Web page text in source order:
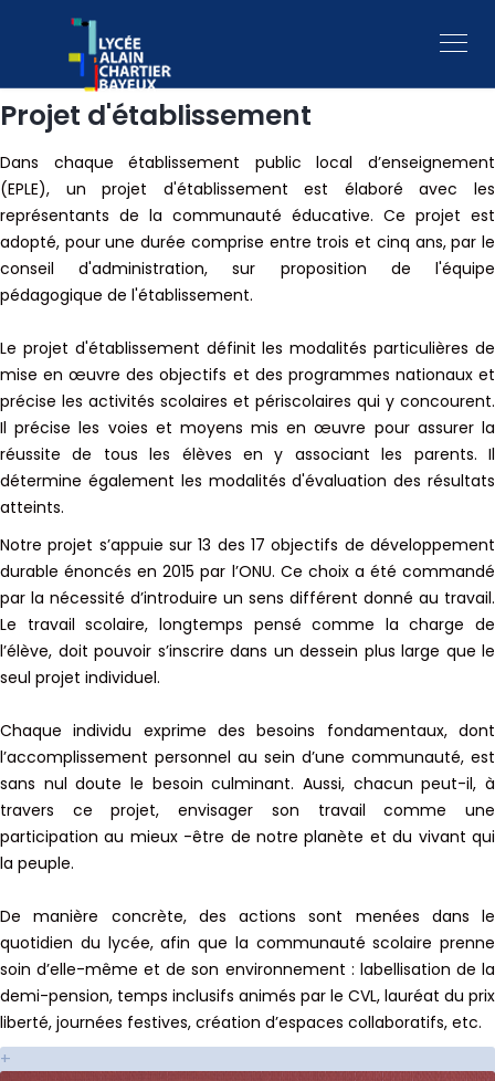
Projet d'établissement
Dans chaque établissement public local d’enseignement
(EPLE), un projet d'établissement est élaboré avec les
représentants de la communauté éducative. Ce projet est
adopté, pour une durée comprise entre trois et cinq ans, par le
conseil d'administration, sur proposition de l'équipe
pédagogique de l'établissement.
Le projet d'établissement définit les modalités particulières de
mise en œuvre des objectifs et des programmes nationaux et
précise les activités scolaires et périscolaires qui y concourent.
Il précise les voies et moyens mis en œuvre pour assurer la
réussite de tous les élèves en y associant les parents. Il
détermine également les modalités d'évaluation des résultats
atteints.
Notre projet s’appuie sur 13 des 17 objectifs de développement
durable énoncés en 2015 par l’ONU. Ce choix a été commandé
par la nécessité d’introduire un sens différent donné au travail.
Le travail scolaire, longtemps pensé comme la charge de
l’élève, doit pouvoir s’inscrire dans un dessein plus large que le
seul projet individuel.
Chaque individu exprime des besoins fondamentaux, dont
l’accomplissement personnel au sein d’une communauté, est
sans nul doute le besoin culminant. Aussi, chacun peut-il, à
travers ce projet, envisager son travail comme une
participation au mieux -être de notre planète et du vivant qui
la peuple.
De manière concrète, des actions sont menées dans le
quotidien du lycée, afin que la communauté scolaire prenne
soin d’elle-même et de son environnement : labellisation de la
demi-pension, temps inclusifs animés par le CVL, lauréat du prix
liberté, journées festives, création d’espaces collaboratifs, etc.
+